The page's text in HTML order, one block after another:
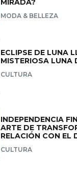
MIRADA?
MODA & BELLEZA
ECLIPSE DE LUNA
MISTERIOSA LUNA
CULTURA
INDEPENDENCIA
ARTE DE
RELACIÓN CON EL
CULTURA